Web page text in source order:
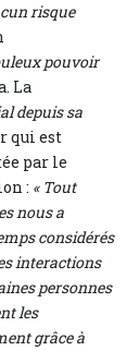
risque
pouvoir
La
depuis sa
qui est
par le
: « Tout
nous a
considérés
interactions
personnes
les
grâce à